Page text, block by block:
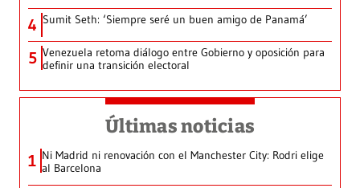
4 Sumit Seth: ‘Siempre seré un buen amigo de Panamá’
5 Venezuela retoma diálogo entre Gobierno y oposición para
definir una transición electoral
Últimas noticias
1 Ni Madrid ni renovación con el Manchester City: Rodri elige
al Barcelona